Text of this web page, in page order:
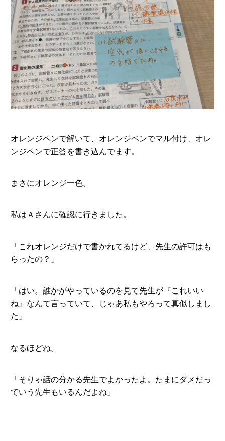
オレンジペンで解いて、オレンジペンでマル付け、オレ
ンジペンで正答を書き込んでます。
まさにオレンジ一色。
私はＡさんに確認に行きました。
「これオレンジだけで書かれてるけど、先生の許可はも
らったの？」
「はい。誰かがやっているのを見て先生が『これいい
ね』なんて言っていて、じゃあ私もやろって真似しまし
た」
なるほどね。
「そりゃ話の分かる先生でよかったよ。たまにダメだっ
ていう先生もいるんだよね」